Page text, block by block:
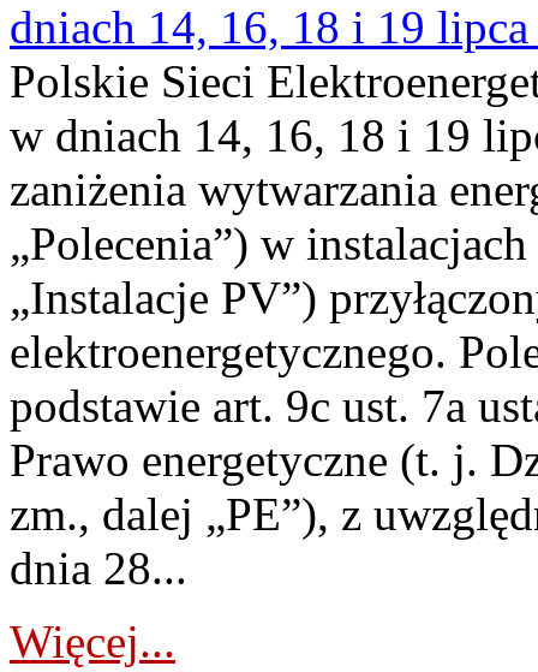
dniach 14, 16, 18 i 19
Polskie Sieci
w dniach 14, 16, 18 i 19
zaniżenia wytwarzania
„Polecenia”) w
„Instalacje PV”)
elektroenergetycznego.
podstawie art. 9c ust. 7a
Prawo energetyczne (t. j.
zm., dalej „PE”), z
dnia 28...
Więcej...